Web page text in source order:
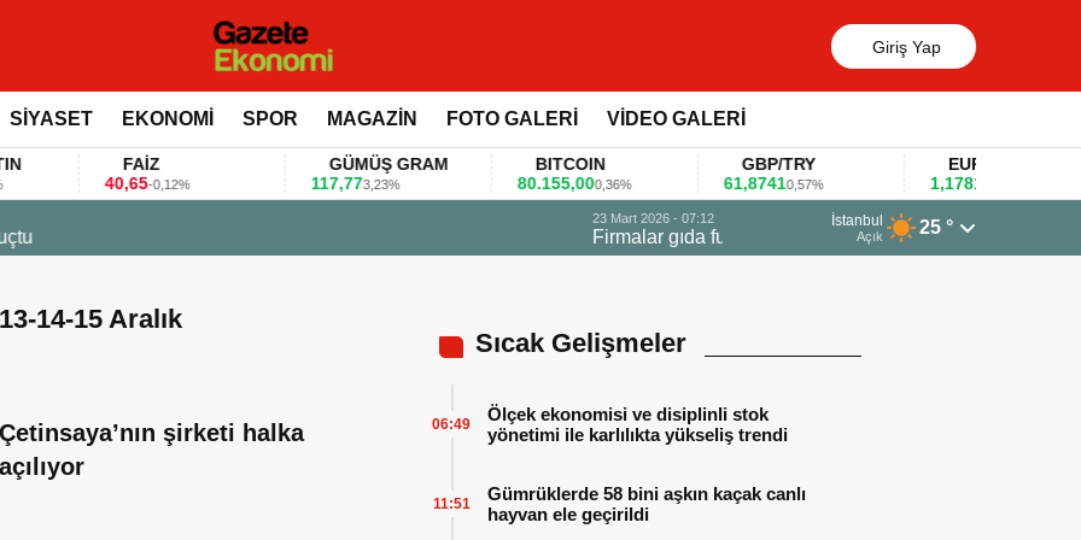
Giriş Yap
SİYASET EKONOMİ SPOR MAGAZİN FOTO GALERİ VİDEO GALERİ
40,65-0,12%
GÜMÜŞ GRAM
117,773,23%
BITCOIN
80.155,000,36%
GBP/TRY
61,87410,57%
EUR/USD
1,17810,47%
13 Mart 2026 - 06:55
Huawei KOBİ’ler için yapay zekâ
İstanbul
Açık 25 °
14-15 Aralık
Çetinsaya’nın şirketi halka
açılıyor
Sıcak Gelişmeler
Ölçek ekonomisi ve disiplinli stok
yönetimi ile karlılıkta yükseliş trendi
06:49
Gümrüklerde 58 bini aşkın kaçak canlı
hayvan ele geçirildi
11:51